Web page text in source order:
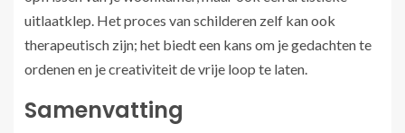
uitlaatklep. Het proces van schilderen zelf kan ook
therapeutisch zijn; het biedt een kans om je gedachten te
ordenen en je creativiteit de vrije loop te laten.
Samenvatting